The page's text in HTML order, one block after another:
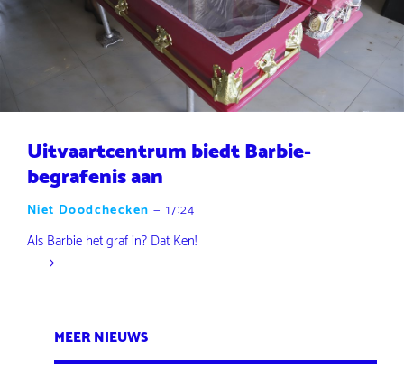
Uitvaartcentrum biedt Barbie-
begrafenis aan
Niet Doodchecken — 17:24
Als Barbie het graf in? Dat Ken!
MEER NIEUWS